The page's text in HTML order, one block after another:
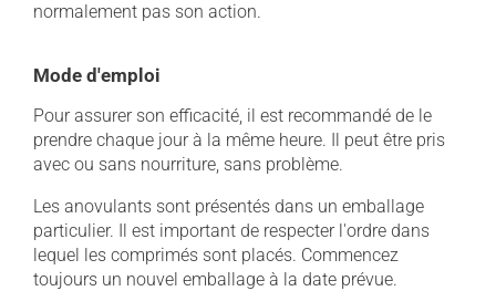
normalement pas son action.
Mode d'emploi
Pour assurer son efficacité, il est recommandé de le
prendre chaque jour à la même heure. Il peut être pris
avec ou sans nourriture, sans problème.
Les anovulants sont présentés dans un emballage
particulier. Il est important de respecter l'ordre dans
lequel les comprimés sont placés. Commencez
toujours un nouvel emballage à la date prévue.